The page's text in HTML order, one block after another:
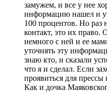
замужем, и все у нее
информацию нашел и
100 процентов. Но раз
контакт, это их право.
немного с ней и ее
уточнять эту
знаю кто, и сказали
что я и сделал. Если
проявиться для прессы
Как и дочка